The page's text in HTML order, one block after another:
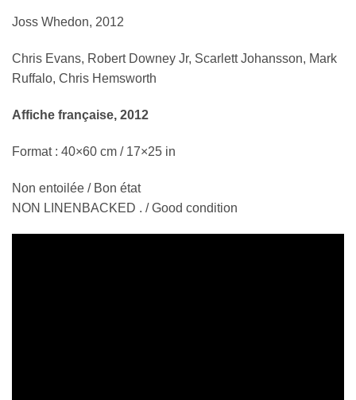
Joss Whedon, 2012
Chris Evans, Robert Downey Jr, Scarlett Johansson, Mark
Ruffalo, Chris Hemsworth
Affiche française, 2012
Format : 40×60 cm / 17×25 in
Non entoilée / Bon état
NON LINENBACKED . / Good condition